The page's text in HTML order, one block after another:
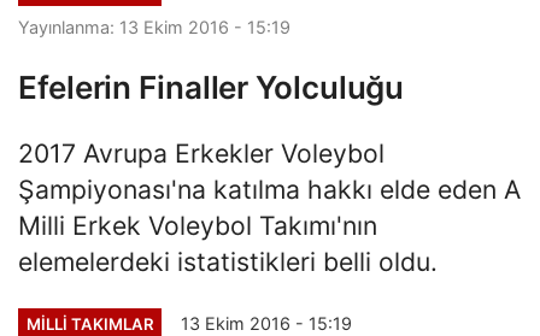
Yayınlanma: 13 Ekim 2016 - 15:19
Efelerin Finaller Yolculuğu
2017 Avrupa Erkekler Voleybol
Şampiyonası'na katılma hakkı elde eden A
Milli Erkek Voleybol Takımı'nın
elemelerdeki istatistikleri belli oldu.
MILLI TAKIMLAR 13 Ekim 2016 - 15:19